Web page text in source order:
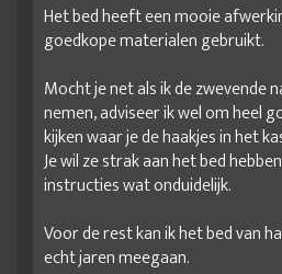
Het bed heeft een mooie
goedkope materialen gebruikt.
Mocht je net als ik de zwevende
nemen, adviseer ik wel om heel
kijken waar je de haakjes in het
Je wil ze strak aan het bed
instructies wat onduidelijk.
Voor de rest kan ik het bed van
echt jaren meegaan.